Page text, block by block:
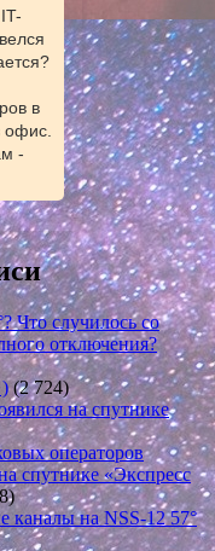
в
офис.
-
Что случилось со
отключения?
(2 724)
на спутнике
операторов
спутнике «Экспресс
каналы на NSS-12 57°